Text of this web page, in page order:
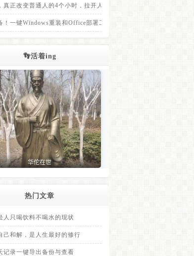
真正改变普通人的4个小时，拉开人与人之间差距的，不是上班8小
！一键Windows重装和Office部署工具，装完免登录
👣活着ing
热门文章
人只喝饮料不喝水的现状
己和解，是人生最好的修行
记录一键导出备份与查看